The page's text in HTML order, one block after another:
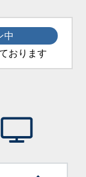
中
おります